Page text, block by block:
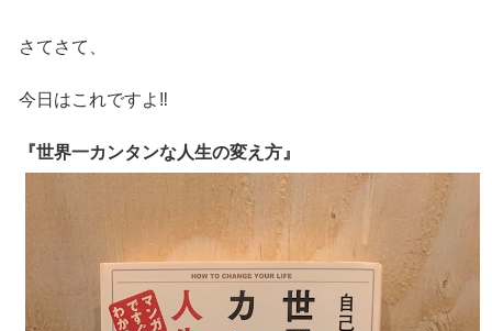
さてさて、
今日はこれですよ‼️
『世界一カンタンな人生の変え方』